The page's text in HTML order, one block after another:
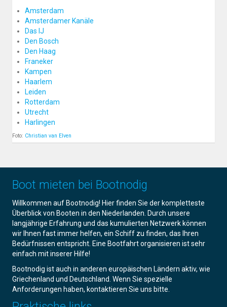
Amsterdam
Amsterdamer Kanäle
Das IJ
Den Bosch
Den Haag
Franeker
Kampen
Haarlem
Leiden
Rotterdam
Utrecht
Harlingen
Foto: Christian van Elven
Boot mieten bei Bootnodig
Willkommen auf Bootnodig! Hier finden Sie der kompletteste
Überblick von Booten in den Niederlanden. Durch unsere
langjährige Erfahrung und das kumulierten Netzwerk können
wir Ihnen fast immer helfen, ein Schiff zu finden, das Ihren
Bedürfnissen entspricht. Eine Bootfahrt organisieren ist sehr
einfach mit inserer Hilfe!
Bootnodig ist auch in anderen europäischen Ländern aktiv, wie
Griechenland und Deutschland. Wenn Sie spezielle
Anforderungen haben, kontaktieren Sie uns bitte.